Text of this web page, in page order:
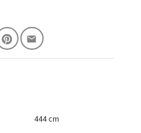
444 cm